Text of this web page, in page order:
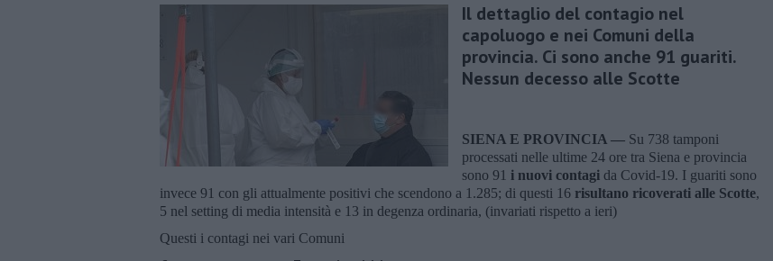
Il dettaglio del contagio nel
capoluogo e nei Comuni della
provincia. Ci sono anche 91 guariti.
Nessun decesso alle Scotte
SIENA E PROVINCIA — Su 738 tamponi
processati nelle ultime 24 ore tra Siena e provincia
sono 91 i nuovi contagi da Covid-19. I guariti sono
invece 91 con gli attualmente positivi che scendono a 1.285; di questi 16 risultano ricoverati alle Scotte,
5 nel setting di media intensità e 13 in degenza ordinaria, (invariati rispetto a ieri)
Questi i contagi nei vari Comuni